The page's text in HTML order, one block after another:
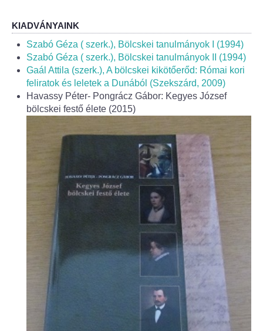
ESEMÉNYEK
TESTVÉRTELEPÜLÉSÜNK:
CSÍKSZÉPVÍZ
VÁLASZTÁSI INFORMÁCIÓK
Választási szervek
Választási ügyintézés
2024. évi általános választások
Jelölteknek
Korábbi választások
Az országgyűlési képviselők 2026. április 12-i
KIADVÁNYAINK
Szabó Géza ( szerk.), Bölcskei tanulmányok I (1994)
Szabó Géza ( szerk.), Bölcskei tanulmányok II (1994)
Gaál Attila (szerk.), A bölcskei kikötőerőd: Római kori
feliratok és leletek a Dunából (Szekszárd, 2009)
Havassy Péter- Pongrácz Gábor: Kegyes József
bölcskei festő élete (2015)